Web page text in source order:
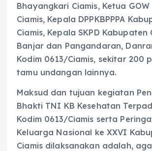
Bhayangkari Ciamis, Ketua
Ciamis, Kepala DPPKBPPPA
Ciamis, Kepala SKPD Kabupaten
Banjar dan Pangandaran,
Kodim 0613/Ciamis, sekitar 200
tamu undangan lainnya.
Maksud dan tujuan kegiatan
Bhakti TNI KB Kesehatan
Kodim 0613/Ciamis serta
Keluarga Nasional ke XXVI
Ciamis dilaksanakan adalah,